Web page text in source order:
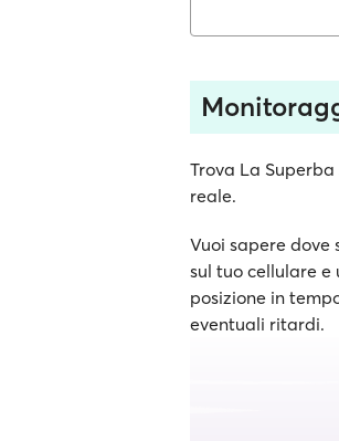
Trova La
reale.
Vuoi sapere dove
sul tuo cellulare
posizione in
eventuali ritardi.